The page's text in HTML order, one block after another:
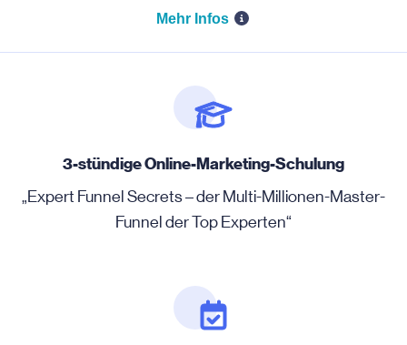
Mehr Infos
3-stündige Online-Marketing-Schulung
„Expert Funnel Secrets – der Multi-Millionen-Master-
Funnel der Top Experten“